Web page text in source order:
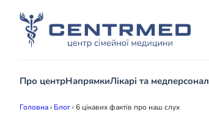
Про центрНапрямкиЛікарі та медперсонал
Головна› Блог›6 цікавих фактів про наш слух